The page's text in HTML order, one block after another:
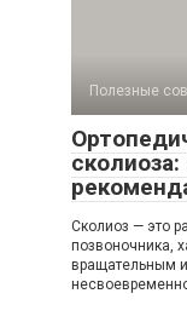
Полезные
Сколиоз — это
позвоночника,
вращательным